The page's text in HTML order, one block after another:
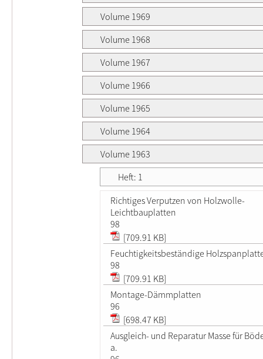
Volume 1969
Volume 1968
Volume 1967
Volume 1966
Volume 1965
Volume 1964
Volume 1963
Heft: 1
Richtiges Verputzen von Holzwolle-
Leichtbauplatten
98
[709.91 KB]
Feuchtigkeitsbeständige
98
[709.91 KB]
Montage-Dämmplatten
96
[698.47 KB]
Ausgleich- und Reparatur Masse für
a.